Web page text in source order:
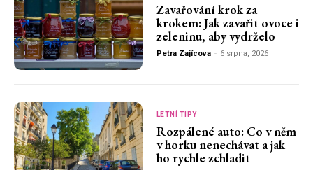
Zavařování krok za
krokem: Jak zavařit ovoce i
zeleninu, aby vydrželo
Petra Zajícova - 6 srpna, 2026
LETNÍ TIPY
Rozpálené auto: Co v něm
v horku nenechávat a jak
ho rychle zchladit